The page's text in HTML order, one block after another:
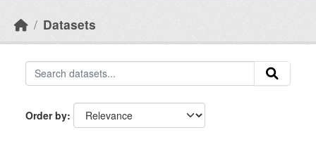
Datasets
Order by